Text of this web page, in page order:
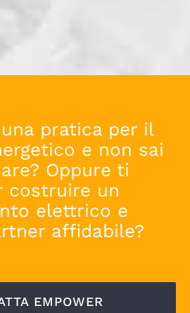
pratica per il
e non sai
Oppure ti
costruire un
elettrico e
affidabile?
EMPOWER